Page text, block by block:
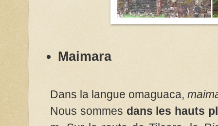
Maimara
Dans la langue omaguaca,
Nous sommes dans les hauts